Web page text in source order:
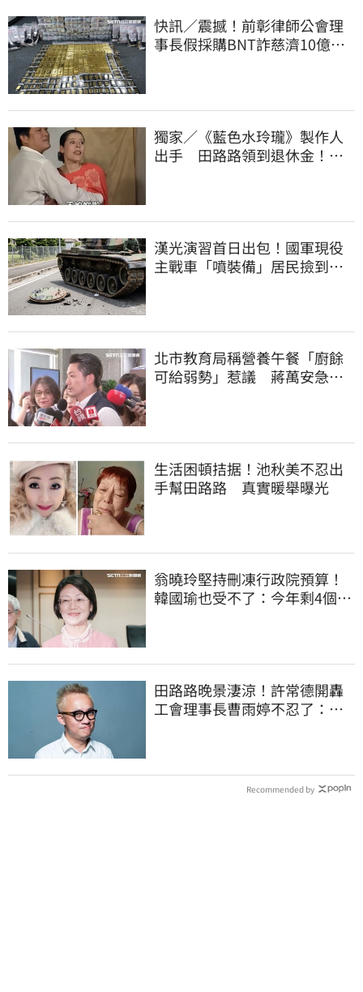
快訊／震撼！前彰律師公會理
事長假採購BNT詐慈濟10億、
獨家／《藍色水玲瓏》製作人
出手 田路路領到退休金！隱
漢光演習首日出包！國軍現役
主戰車「噴裝備」居民撿到零
北市教育局稱營養午餐「廚餘
可給弱勢」惹議 蔣萬安急
生活困頓拮据！池秋美不忍出
手幫田路路 真實暖舉曝光
翁曉玲堅持刪凍行政院預算！
韓國瑜也受不了：今年剩4個月
田路路晚景淒涼！許常德開轟
工會理事長曹雨婷不忍了：別
Recommended by